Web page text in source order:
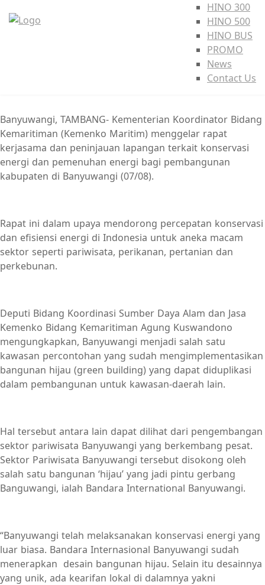
HINO 300
HINO 500
HINO BUS
PROMO
News
Contact Us
Banyuwangi, TAMBANG- Kementerian Koordinator Bidang
Kemaritiman (Kemenko Maritim) menggelar rapat
kerjasama dan peninjauan lapangan terkait konservasi
energi dan pemenuhan energi bagi pembangunan
kabupaten di Banyuwangi (07/08).
Rapat ini dalam upaya mendorong percepatan konservasi
dan efisiensi energi di Indonesia untuk aneka macam
sektor seperti pariwisata, perikanan, pertanian dan
perkebunan.
Deputi Bidang Koordinasi Sumber Daya Alam dan Jasa
Kemenko Bidang Kemaritiman Agung Kuswandono
mengungkapkan, Banyuwangi menjadi salah satu
kawasan percontohan yang sudah mengimplementasikan
bangunan hijau (green building) yang dapat diduplikasi
dalam pembangunan untuk kawasan-daerah lain.
Hal tersebut antara lain dapat dilihat dari pengembangan
sektor pariwisata Banyuwangi yang berkembang pesat.
Sektor Pariwisata Banyuwangi tersebut disokong oleh
salah satu bangunan ‘hijau’ yang jadi pintu gerbang
Banguwangi, ialah Bandara International Banyuwangi.
“Banyuwangi telah melaksanakan konservasi energi yang
luar biasa. Bandara Internasional Banyuwangi sudah
menerapkan desain bangunan hijau. Selain itu desainnya
yang unik, ada kearifan lokal di dalamnya yakni